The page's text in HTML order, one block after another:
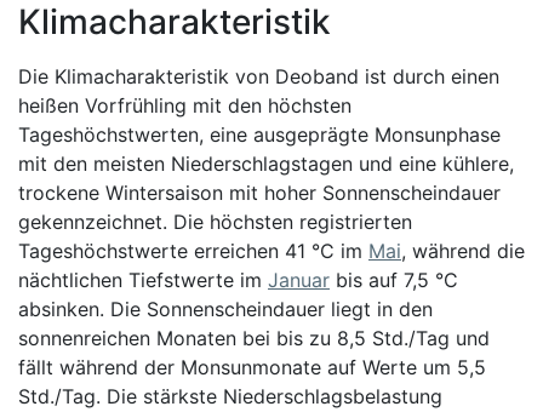
Klimacharakteristik
Die Klimacharakteristik von Deoband ist durch einen
heißen Vorfrühling mit den höchsten
Tageshöchstwerten, eine ausgeprägte Monsunphase
mit den meisten Niederschlagstagen und eine kühlere,
trockene Wintersaison mit hoher Sonnenscheindauer
gekennzeichnet. Die höchsten registrierten
Tageshöchstwerte erreichen 41 °C im Mai, während die
nächtlichen Tiefstwerte im Januar bis auf 7,5 °C
absinken. Die Sonnenscheindauer liegt in den
sonnenreichen Monaten bei bis zu 8,5 Std./Tag und
fällt während der Monsunmonate auf Werte um 5,5
Std./Tag. Die stärkste Niederschlagsbelastung